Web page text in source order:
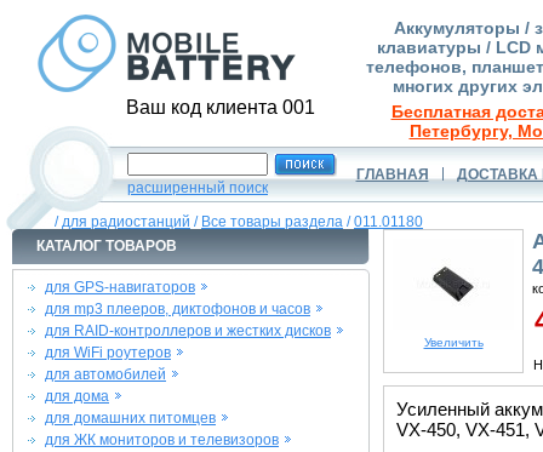
Ваш код клиента 001
Аккумуляторы /
клавиатуры / LCD
телефонов,
многих других
Бесплатная
Петербургу,
расширенный поиск
ГЛАВНАЯ ДОСТАВКА
/для радиостанций / Все товары раздела /011.01180
КАТАЛОГ ТОВАРОВ
для GPS-навигаторов
для mp3 плееров, диктофонов и часов
для RAID-контроллеров и жестких дисков
для WiFi роутеров
для автомобилей
для дома
для домашних питомцев
для ЖК мониторов и телевизоров
Увеличить
Усиленный
VX-450, VX-451,